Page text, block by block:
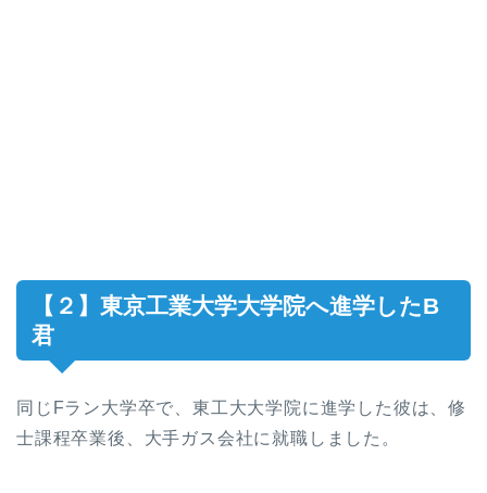
【２】東京工業大学大学院へ進学したB
君
同じFラン大学卒で、東工大大学院に進学した彼は、修
士課程卒業後、大手ガス会社に就職しました。